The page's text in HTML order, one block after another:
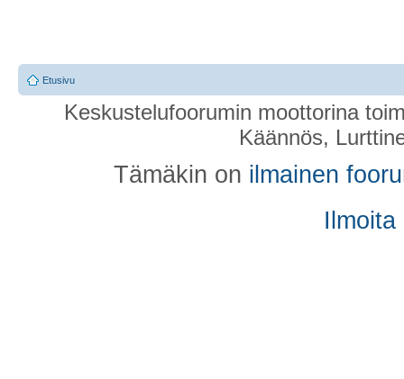
Etusivu
Keskustelufoorumin moottorina
Käännös,
Tämäkin on ilmainen